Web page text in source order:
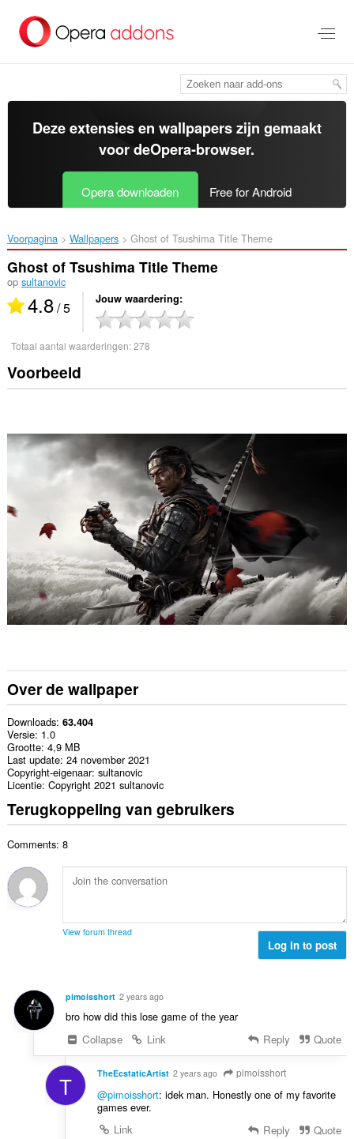
tekst
springen
Deze extensies en wallpapers zijn gemaakt
voor deOpera-browser.
Opera downloaden Free for Android
Voorpagina Wallpapers Ghost of Tsushima Title Theme‎
Ghost of Tsushima Title Theme
op sultanovic
4.8/ 5 Jouw waardering
Totaal aantal waarderingen:278
Voorbeeld
Over de wallpaper
Downloads 63.404
Versie 1.0
Grootte 4,9 MB
Last update 24 november 2021
Copyright-eigenaar sultanovic
Licentie Copyright 2021 sultanovic
Terugkoppeling van gebruikers
Comments: 8
View forum thread
Log in to post
pimoisshort 2 years ago
bro how did this lose game of the year
Collapse
Link Reply Quote
T TheEcstaticArtist 2 years ago pimoisshort
@pimoisshort: idek man. Honestly one of my favorite
games ever.
Link
Reply Quote